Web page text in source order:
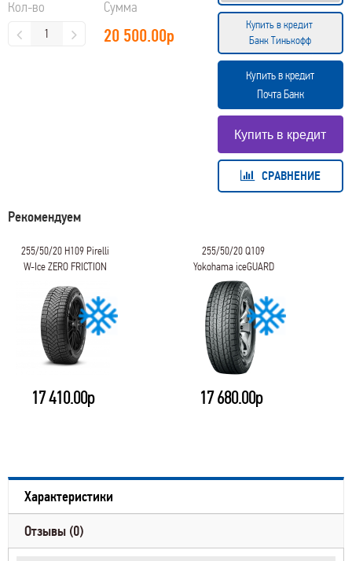
Кол-во Сумма
20 500.00р
Купить в кредит
Банк Тинькофф
Купить в кредит
Почта Банк
СРАВНЕНИЕ
Рекомендуем
255/50/20 H109 Pirelli
W-Ice ZERO FRICTION
17 410.00р
255/50/20 Q109
Yokohama iceGUARD
Studless G075
17 680.00р
Характеристики
Отзывы (0)